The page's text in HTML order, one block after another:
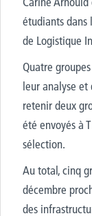
étudiants dans
de Logistique
Quatre
leur analyse et
retenir deux
été envoyés à
sélection.
Au total, cinq
décembre
des